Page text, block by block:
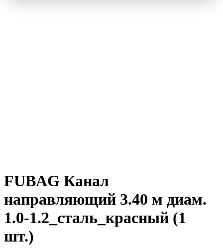
FUBAG Канал
направляющий 3.40 м диам.
1.0-1.2_сталь_красный (1
шт.)